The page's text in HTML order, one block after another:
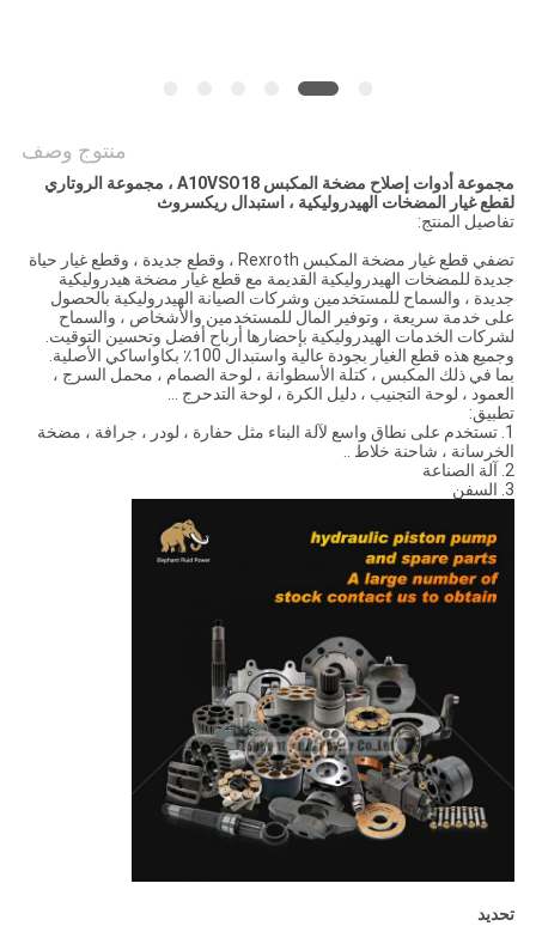
منتوج وصف
مجموعة أدوات إصلاح مضخة المكبس A10VSO18 ، مجموعة الروتاري
لقطع غيار المضخات الهيدروليكية ، استبدال ريكسروث
تفاصيل المنتج:
تضفي قطع غيار مضخة المكبس Rexroth ، وقطع جديدة ، وقطع غيار حياة
جديدة للمضخات الهيدروليكية القديمة مع قطع غيار مضخة هيدروليكية
جديدة ، والسماح للمستخدمين وشركات الصيانة الهيدروليكية بالحصول
على خدمة سريعة ، وتوفير المال للمستخدمين والأشخاص ، والسماح
لشركات الخدمات الهيدروليكية بإحضارها أرباح أفضل وتحسين التوقيت.
وجميع هذه قطع الغيار بجودة عالية واستبدال 100٪ بكاواساكي الأصلية.
بما في ذلك المكبس ، كتلة الأسطوانة ، لوحة الصمام ، محمل السرج ،
العمود ، لوحة التجنيب ، دليل الكرة ، لوحة التدحرج ...
تطبيق:
1. تستخدم على نطاق واسع لآلة البناء مثل حفارة ، لودر ، جرافة ، مضخة
الخرسانة ، شاحنة خلاط ..
2. آلة الصناعة
3. السفن
تحديد